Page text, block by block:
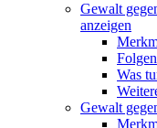
Gewalt
anzeigen
Folgen
Was
Gewalt